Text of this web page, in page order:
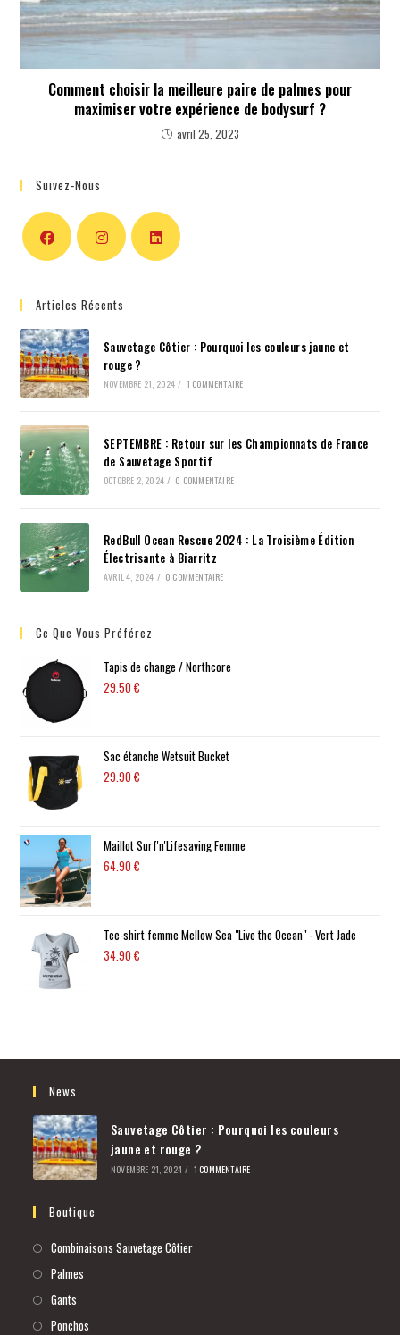
Comment choisir la meilleure paire de palmes pour
maximiser votre expérience de bodysurf ?
avril 25, 2023
Suivez-Nous
Articles Récents
Sauvetage Côtier : Pourquoi les couleurs jaune et
rouge ?
NOVEMBRE 21, 2024 / 1 COMMENTAIRE
SEPTEMBRE : Retour sur les Championnats de France
de Sauvetage Sportif
OCTOBRE 2, 2024 / 0 COMMENTAIRE
RedBull Ocean Rescue 2024 : La Troisième Édition
Électrisante à Biarritz
AVRIL 4, 2024 / 0 COMMENTAIRE
Ce Que Vous Préférez
Tapis de change / Northcore
29.50€
Sac étanche Wetsuit Bucket
29.90€
Maillot Surf'n'Lifesaving Femme
64.90€
Tee-shirt femme Mellow Sea "Live the Ocean" - Vert Jade
34.90€
News
Sauvetage Côtier : Pourquoi les couleurs
jaune et rouge ?
NOVEMBRE 21, 2024 / 1 COMMENTAIRE
Boutique
Combinaisons Sauvetage Côtier
Palmes
Gants
Ponchos